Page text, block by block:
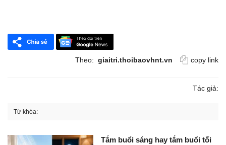
Theo: giaitri.thoibaovhnt.vn copy link
Tác giả:
Từ khóa:
Tắm buổi sáng hay tắm buổi tối